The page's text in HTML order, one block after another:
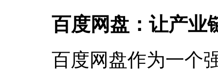
百度网盘：让产业
百度网盘作为一个